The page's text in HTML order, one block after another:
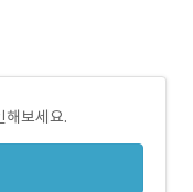
해보세요.